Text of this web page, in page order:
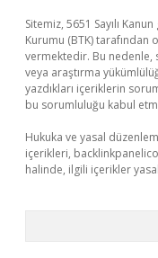
Sitemiz, 5651 Sayılı
Kurumu (BTK) tarafından
vermektedir. Bu
veya araştırma
yazdıkları içeriklerin
bu sorumluluğu kabul
Hukuka ve yasal
içerikleri,
halinde, ilgili içerikler